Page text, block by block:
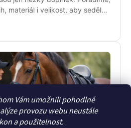
Vám umožnili pohodlné
provozu webu neustále
a použitelnost.
materiál i velikost, aby seděly